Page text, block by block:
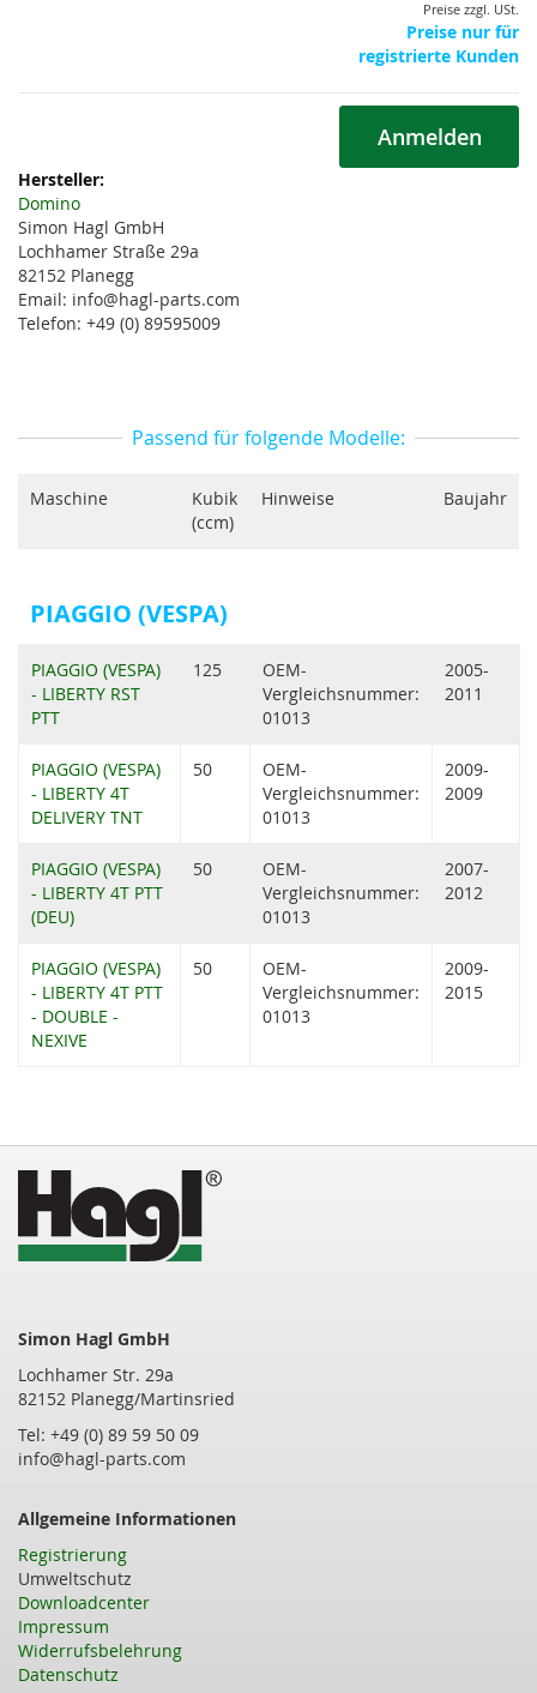
Preise zzgl. USt.
Preise nur für
registrierte Kunden
Anmelden
Weitere
Informationen
Domino
Simon Hagl GmbH
Lochhamer Straße 29a
82152 Planegg
Email: info@hagl-parts.com
Telefon: +49 (0) 89595009
Passend für folgende Modelle:
Maschine
Kubik
(ccm)
Hinweise Baujahr
PIAGGIO (VESPA)
PIAGGIO (VESPA)
- LIBERTY RST
PTT
125
OEM-
Vergleichsnummer:
01013
2005-
2011
PIAGGIO (VESPA)
- LIBERTY 4T
DELIVERY TNT
50
OEM-
Vergleichsnummer:
01013
2009-
2009
PIAGGIO (VESPA)
- LIBERTY 4T PTT
(DEU)
50
OEM-
Vergleichsnummer:
01013
2007-
2012
PIAGGIO (VESPA)
- LIBERTY 4T PTT
- DOUBLE -
NEXIVE
50
OEM-
Vergleichsnummer:
01013
2009-
2015
Simon Hagl GmbH
Lochhamer Str. 29a
82152 Planegg/Martinsried
Tel: +49 (0) 89 59 50 09
info@hagl-parts.com
Allgemeine Informationen
Registrierung
Umweltschutz
Downloadcenter
Impressum
Widerrufsbelehrung
Datenschutz